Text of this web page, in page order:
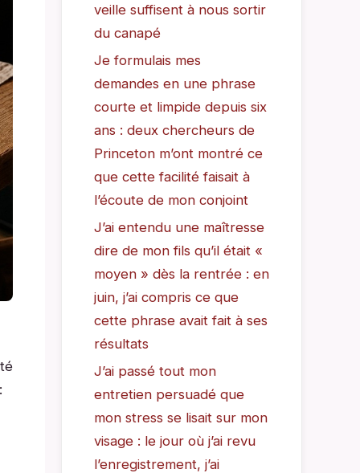
veille suffisent à nous sortir
du canapé
Je formulais mes
demandes en une phrase
courte et limpide depuis six
ans : deux chercheurs de
Princeton m’ont montré ce
que cette facilité faisait à
l’écoute de mon conjoint
J’ai entendu une maîtresse
dire de mon fils qu’il était «
moyen » dès la rentrée : en
juin, j’ai compris ce que
cette phrase avait fait à ses
résultats
J’ai passé tout mon
entretien persuadé que
mon stress se lisait sur mon
visage : le jour où j’ai revu
l’enregistrement, j’ai